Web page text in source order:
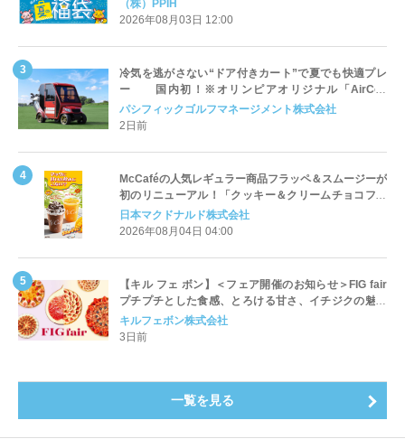
（株）PPIH
2026年08月03日 12:00
冷気を逃がさない“ドア付きカート”で夏でも快適プレ
ー 国内初！※オリンピアオリジナル「AirCon
Cart（エアコンカート）」導入 | ＰＧＭ
パシフィックゴルフマネージメント株式会社
2日前
McCaféの人気レギュラー商品フラッペ＆スムージーが
初のリニューアル！「クッキー＆クリームチョコフラ
ッペ」「マンゴースムージー」8月5日（水）から販売
開始
日本マクドナルド株式会社
2026年08月04日 04:00
【キル フェ ボン】＜フェア開催のお知らせ＞FIG fair
プチプチとした食感、とろける甘さ、イチジクの魅力
をたっぷりと。新作を含め、イチジク尽くしの全4種が
登場8月20日（木）スタート
キルフェボン株式会社
3日前
一覧を見る